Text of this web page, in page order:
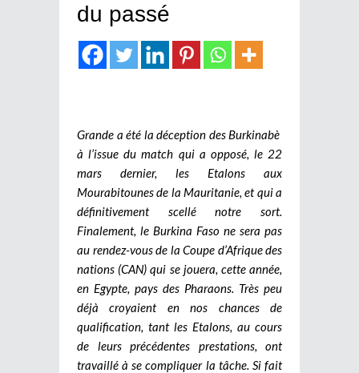
du passé
Grande a été la déception des Burkinabè
à l’issue du match qui a opposé, le 22
mars dernier, les Etalons aux
Mourabitounes de la Mauritanie, et qui a
définitivement scellé notre sort.
Finalement, le Burkina Faso ne sera pas
au rendez-vous de la Coupe d’Afrique des
nations (CAN) qui se jouera, cette année,
en Egypte, pays des Pharaons. Très peu
déjà croyaient en nos chances de
qualification, tant les Etalons, au cours
de leurs précédentes prestations, ont
travaillé à se compliquer la tâche. Si fait